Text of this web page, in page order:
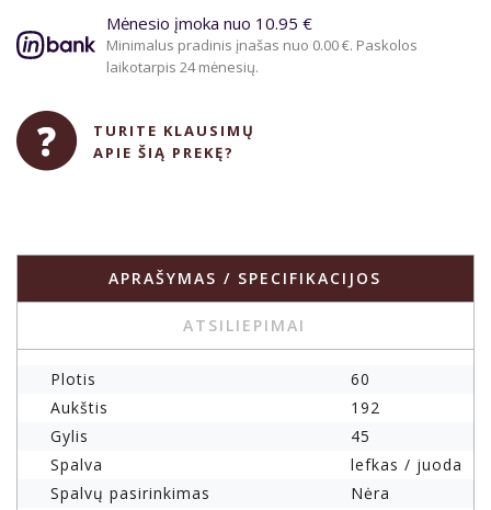
Mėnesio įmoka nuo 10.95 €
Minimalus pradinis įnašas nuo 0.00 €. Paskolos
laikotarpis 24 mėnesių.
TURITE KLAUSIMŲ
APIE ŠIĄ PREKĘ?
APRAŠYMAS / SPECIFIKACIJOS
ATSILIEPIMAI
Plotis
60
Aukštis
192
Gylis
45
Spalva
lefkas / juoda
Spalvų pasirinkimas
Nėra